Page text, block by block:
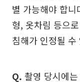
별 가능해야 합
형, 옷차림 등으
침해가 인정될 수
Q. 촬영 당시에